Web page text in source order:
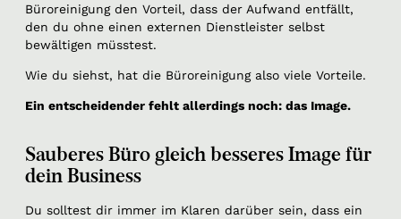
Büroreinigung den Vorteil, dass der Aufwand entfällt,
den du ohne einen externen Dienstleister selbst
bewältigen müsstest.
Wie du siehst, hat die Büroreinigung also viele Vorteile.
Ein entscheidender fehlt allerdings noch: das Image.
Sauberes Büro gleich besseres Image für
dein Business
Du solltest dir immer im Klaren darüber sein, dass ein